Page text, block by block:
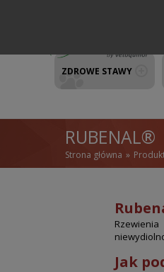
ZDROWE STAWY
RUBENAL®
JESTEŚ TUTAJ
Strona główna
Jak